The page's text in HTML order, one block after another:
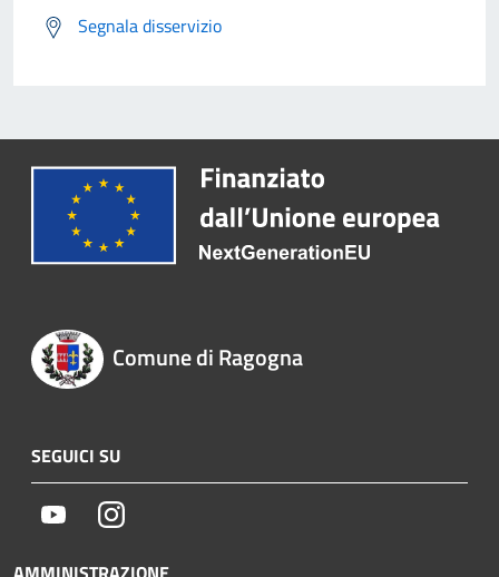
Segnala disservizio
Comune di Ragogna
SEGUICI SU
YoutubeInstagram